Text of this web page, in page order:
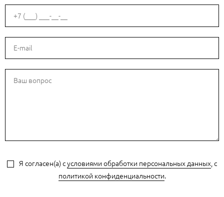
Я согласен(а) сусловиями обработки персональных данных, с
политикой конфиденциальности.